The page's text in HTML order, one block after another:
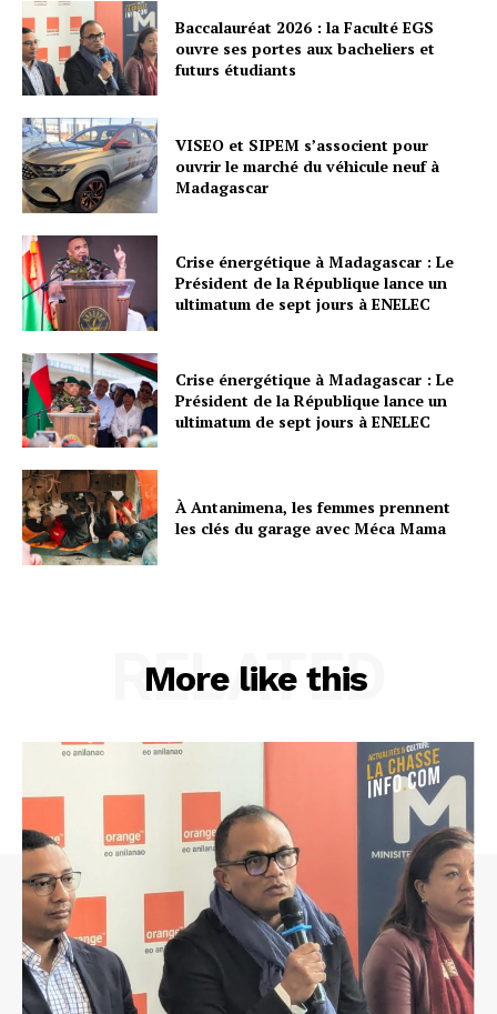
Découvrez l'actualité sous un nouveau jour
avec notre sélection captivante d'articles, de
reportages et de chroniques qui vous
tiendront informé(e) et inspiré(e). Parcourez
notre menu varié pour une expérience de
lecture riche et diversifiée
Accueil
Actualités
Reportage
Lifestyle
Contact
Baccalauréat 2026 : la Faculté EGS
ouvre ses portes aux bacheliers et
futurs étudiants
VISEO et SIPEM s’associent pour
ouvrir le marché du véhicule neuf à
Madagascar
Crise énergétique à Madagascar : Le
Président de la République lance un
ultimatum de sept jours à ENELEC
Crise énergétique à Madagascar : Le
Président de la République lance un
ultimatum de sept jours à ENELEC
À Antanimena, les femmes prennent
les clés du garage avec Méca Mama
More like this
RELATED